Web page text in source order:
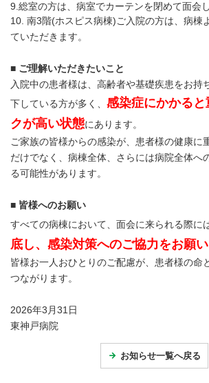
9.総室の方は、病室でカーテンを閉めて面会
10. 南3階(ホスピス病棟)ご入院の方は、病棟
ていただきます。
■ ご理解いただきたいこと
入院中の患者様は、高齢者や基礎疾患をお持
下している方が多く、 感染症にかかる
クが高い状態にあります。
ご家族の皆様からの感染が、患者様の健康に
だけでなく、病棟全体、さらには病院全体へ
る可能性があります。
■ 皆様へのお願い
すべての病棟において、面会に来られる際には
底し、感染対策へのご協力をお願
皆様お一人おひとりのご配慮が、患者様の命
つながります。
2026年3月31日
東神戸病院
お知らせ一覧へ戻る